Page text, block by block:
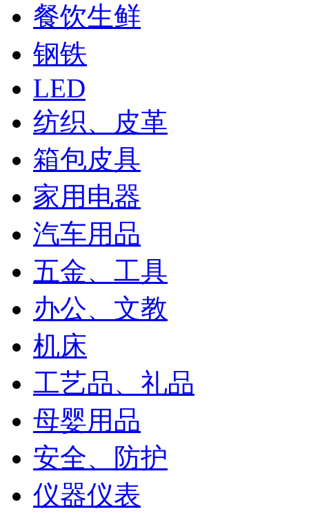
餐饮生鲜
钢铁
LED
纺织、皮革
箱包皮具
家用电器
汽车用品
五金、工具
办公、文教
机床
工艺品、礼品
母婴用品
安全、防护
仪器仪表